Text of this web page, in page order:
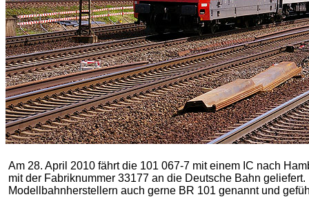
Am 28. April 2010 fährt die 101 067-7 mit einem IC nach
mit der Fabriknummer 33177 an die Deutsche Bahn
Modellbahnherstellern auch gerne BR 101 genannt und